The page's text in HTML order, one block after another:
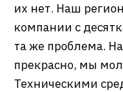
их нет. Наш
компании с
та же проблема.
прекрасно, мы
Техническими